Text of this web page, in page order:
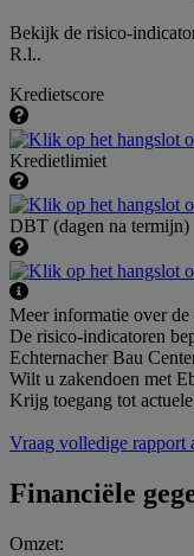
Bekijk de risico-
R.l..
Kredietscore
Kredietlimiet
DBT (dagen na termijn)
Meer informatie over
De risico-indicatoren
Echternacher Bau
Wilt u zakendoen met
Krijg toegang tot
Vraag volledige rapport
Financiële
Omzet: